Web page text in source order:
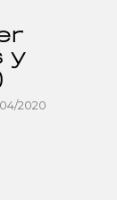
y
2020